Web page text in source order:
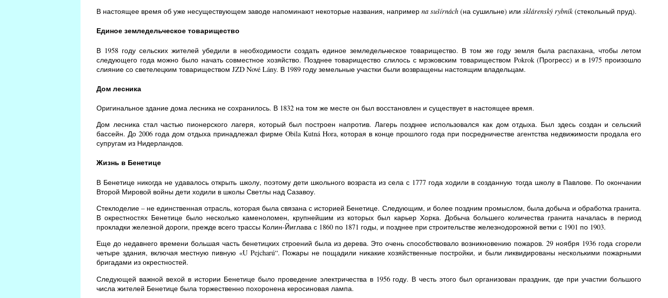
В настоящее время об уже несуществующем заводе напоминают некоторые названия, например na sušírnách (на сушильне) или sklárenský rybník(стекольный пруд).
Единое земледельческое товарищество
В 1958 году сельских жителей убедили в необходимости создать единое земледельческое товарищество. В том же году земля была распахана, чтобы летом
следующего года можно было начать совместное хозяйство. Позднее товарищество слилось с мрзковским товариществом Pokrok (Прогресс) и в 1975 произошло
слияние со светелецким товариществом JZD Nové Lány. В 1989 году земельные участки были возвращены настоящим владельцам.
Дом лесника
Оригинальное здание дома лесника не сохранилось. В 1832 на том же месте он был восстановлен и существует в настоящее время.
Дом лесника стал частью пионерского лагеря, который был построен напротив. Лагерь позднее использовался как дом отдыха. Был здесь создан и сельский
бассейн. До 2006 года дом отдыха принадлежал фирме Obila Kutná Hora, которая в конце прошлого года при посредничестве агентства недвижимости продала его
супругам из Нидерландов.
Жизнь в Бенетице
В Бенетице никогда не удавалось открыть школу, поэтому дети школьного возраста из села с 1777 года ходили в созданную тогда школу в Павлове. По окончании
Второй Мировой войны дети ходили в школы Светлы над Сазавоу.
Стеклоделие – не единственная отрасль, которая была связана с историей Бенетице. Следующим, и более поздним промыслом, была добыча и обработка гранита.
В окрестностях Бенетице было несколько каменоломен, крупнейшим из которых был карьер Хорка. Добыча большего количества гранита началась в период
прокладки железной дороги, прежде всего трассы Колин-Йиглава с 1860 по 1871 годы, и позднее при строительстве железнодорожной ветки с 1901 по 1903.
Еще до недавнего времени большая часть бенетицких строений была из дерева. Это очень способствовало возникновению пожаров. 29 ноября 1936 года сгорели
четыре здания, включая местную пивную «U Pejcharú“. Пожары не пощадили никакие хозяйственные постройки, и были ликвидированы несколькими пожарными
бригадами из окрестностей.
Следующей важной вехой в истории Бенетице было проведение электричества в 1956 году. В честь этого был организован праздник, где при участии большого
числа жителей Бенетице была торжественно похоронена керосиновая лампа.